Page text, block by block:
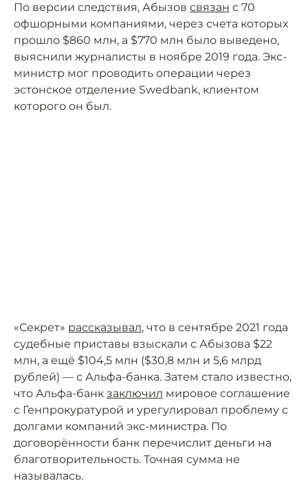
По версии следствия, Абызов связан с 70
офшорными компаниями, через счета которых
прошло $860 млн, а $770 млн было выведено,
выяснили журналисты в ноябре 2019 года. Экс-
министр мог проводить операции через
эстонское отделение Swedbank, клиентом
которого он был.
«Секрет» рассказывал, что в сентябре 2021 года
судебные приставы взыскали с Абызова $22
млн, а ещё $104,5 млн ($30,8 млн и 5,6 млрд
рублей) — с Альфа-банка. Затем стало известно,
что Альфа-банк заключил мировое соглашение
с Генпрокуратурой и урегулировал проблему с
долгами компаний экс-министра. По
договорённости банк перечислит деньги на
благотворительность. Точная сумма не
называлась.